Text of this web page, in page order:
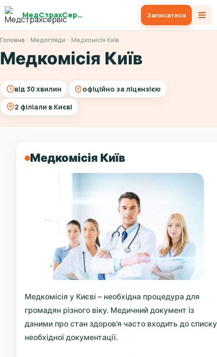
МедСтрахСервіс Записатися
Головна Медогляди Медкомісія Київ
Медкомісія Київ
від 30 хвилин
офіційно за ліцензією
2 філіали в Києві
Медкомісія Київ
Медкомісія у Києві – необхідна процедура для
громадян різного віку. Медичний документ із
даними про стан здоров’я часто входить до списку
необхідної документації.